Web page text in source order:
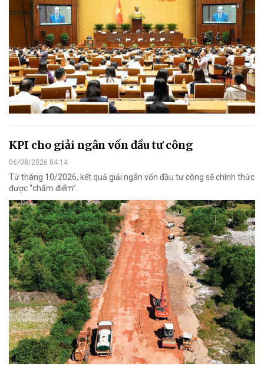
KPI cho giải ngân vốn đầu tư công
06/08/2026 04:14
Từ tháng 10/2026, kết quả giải ngân vốn đầu tư công sẽ chính thức
được “chấm điểm”.